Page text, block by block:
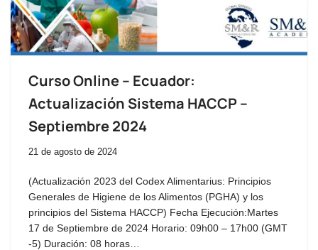
Curso Online – Ecuador:
Actualización Sistema HACCP –
Septiembre 2024
21 de agosto de 2024
(Actualización 2023 del Codex Alimentarius: Principios
Generales de Higiene de los Alimentos (PGHA) y los
principios del Sistema HACCP) Fecha Ejecución:Martes
17 de Septiembre de 2024 Horario: 09h00 – 17h00 (GMT
-5) Duración: 08 horas…